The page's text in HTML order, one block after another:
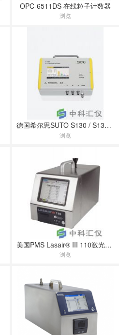
OPC-6511DS 在线粒子计数器
浏览
德国希尔思SUTO S130 / S132 激光粒子计数器
浏览
美国PMS Lasair® III 110激光粒子计数器
浏览